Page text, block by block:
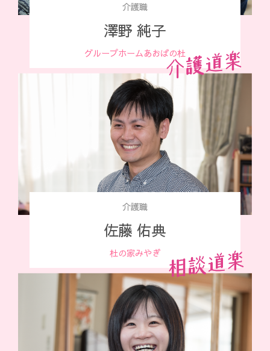
介護職
澤野 純子
グループホームあおばの杜
介護職
佐藤 佑典
杜の家みやぎ